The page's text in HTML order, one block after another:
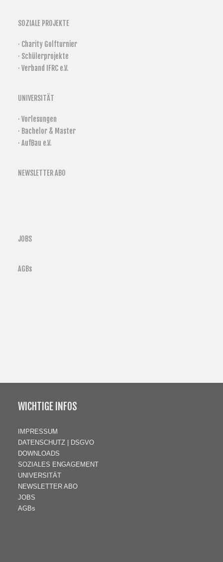
SOZIALE PROJEKTE
· Charity Golfturnier
· Schülerprojekte
· Verband IFRC e.V.
UNIVERSITÄT
· Vorlesungen
· Bachelor & Master
· AufBau e.V.
NEWSLETTER ABO
JOBS
AGBs
WICHTIGE INFOS
IMPRESSUM
DATENSCHUTZ | DSGVO
DOWNLOADS
SOZIALES ENGAGEMENT
UNIVERSITÄT
NEWSLETTER ABO
JOBS
AGBs